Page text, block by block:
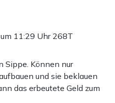
11:29 Uhr 268T
Sippe. Können nur
und sie beklauen
das erbeutete Geld zum